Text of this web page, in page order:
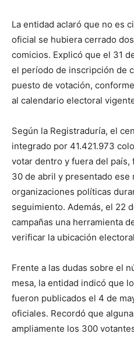
La entidad aclaró que no es
oficial se hubiera cerrado
comicios. Explicó que el 31
el período de inscripción de
puesto de votación,
al calendario electoral
Según la Registraduría, el
integrado por 41.421.973
votar dentro y fuera del
30 de abril y presentado ese
organizaciones políticas
seguimiento. Además, el 22
campañas una herramienta
verificar la ubicación
Frente a las dudas sobre el
mesa, la entidad indicó que
fueron publicados el 4 de
oficiales. Recordó que
ampliamente los 300